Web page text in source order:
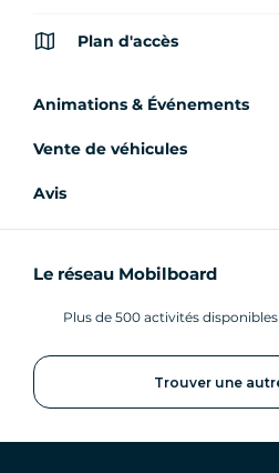
Plan d'accès
Animations & Événements
Vente de véhicules
Avis
Le réseau Mobilboard
Plus de 500 activités
Trouver une